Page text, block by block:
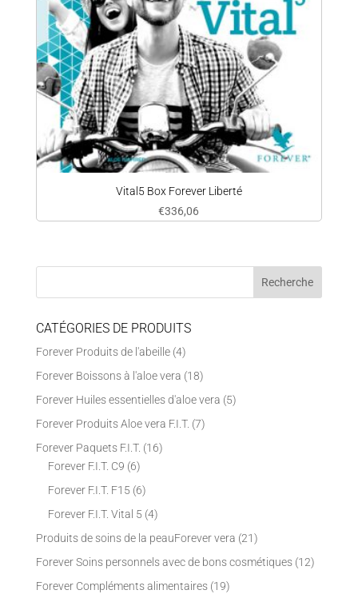
Vital5 Box Forever Liberté
€336,06
CATÉGORIES DE PRODUITS
Forever Produits de l'abeille (4)
Forever Boissons à l'aloe vera (18)
Forever Huiles essentielles d'aloe vera (5)
Forever Produits Aloe vera F.I.T. (7)
Forever Paquets F.I.T. (16)
Forever F.I.T. C9 (6)
Forever F.I.T. F15 (6)
Forever F.I.T. Vital 5 (4)
Produits de soins de la peauForever vera (21)
Forever Soins personnels avec de bons cosmétiques (12)
Forever Compléments alimentaires (19)